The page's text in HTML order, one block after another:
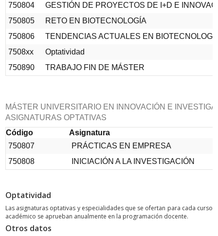
750804
GESTIÓN DE PROYECTOS DE I+D E
750805
RETO EN BIOTECNOLOGÍA
750806
TENDENCIAS ACTUALES EN
7508xx
Optatividad
750890
TRABAJO FIN DE MÁSTER
MÁSTER UNIVERSITARIO EN INNOVACIÓN E
ASIGNATURAS OPTATIVAS
Código
Asignatura
750807
PRÁCTICAS EN EMPRESA
750808
INICIACIÓN A LA INVESTIGACIÓN
Optatividad
Las asignaturas optativas y especialidades que se ofertan para cada curso
académico se aprueban anualmente en la programación docente.
Otros datos